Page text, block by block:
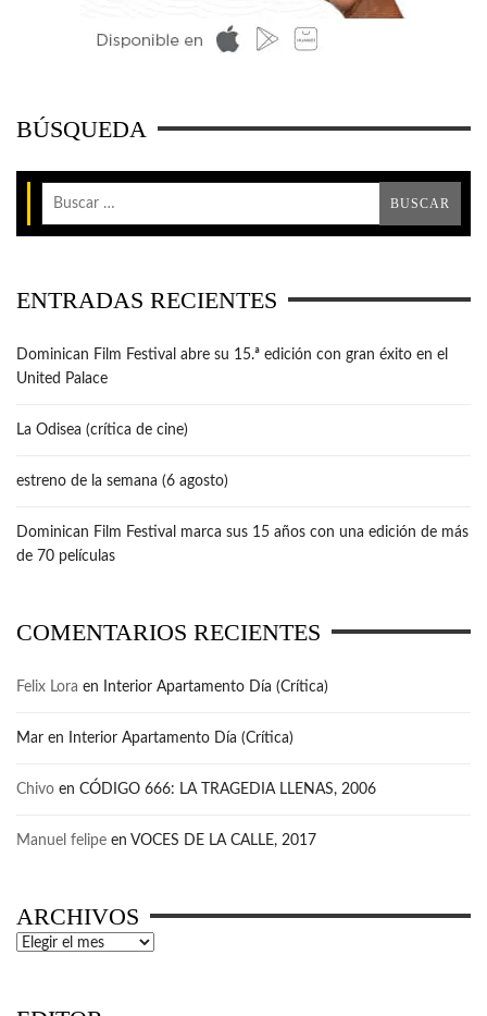
BÚSQUEDA
ENTRADAS RECIENTES
Dominican Film Festival abre su 15.ª edición con gran éxito en el
United Palace
La Odisea (crítica de cine)
estreno de la semana (6 agosto)
Dominican Film Festival marca sus 15 años con una edición de más
de 70 películas
COMENTARIOS RECIENTES
Felix Lora en Interior Apartamento Día (Crítica)
Mar en Interior Apartamento Día (Crítica)
Chivo en CÓDIGO 666: LA TRAGEDIA LLENAS, 2006
Manuel felipe en VOCES DE LA CALLE, 2017
ARCHIVOS
Archivos